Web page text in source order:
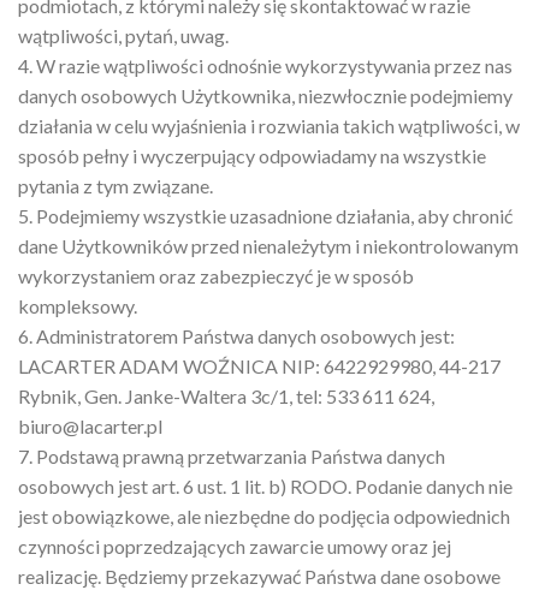
podmiotach, z którymi należy się skontaktować w razie
wątpliwości, pytań, uwag.
4. W razie wątpliwości odnośnie wykorzystywania przez nas
danych osobowych Użytkownika, niezwłocznie podejmiemy
działania w celu wyjaśnienia i rozwiania takich wątpliwości, w
sposób pełny i wyczerpujący odpowiadamy na wszystkie
pytania z tym związane.
5. Podejmiemy wszystkie uzasadnione działania, aby chronić
dane Użytkowników przed nienależytym i niekontrolowanym
wykorzystaniem oraz zabezpieczyć je w sposób
kompleksowy.
6. Administratorem Państwa danych osobowych jest:
LACARTER ADAM WOŹNICA NIP: 6422929980, 44-217
Rybnik, Gen. Janke-Waltera 3c/1, tel: 533 611 624,
biuro@lacarter.pl
7. Podstawą prawną przetwarzania Państwa danych
osobowych jest art. 6 ust. 1 lit. b) RODO. Podanie danych nie
jest obowiązkowe, ale niezbędne do podjęcia odpowiednich
czynności poprzedzających zawarcie umowy oraz jej
realizację. Będziemy przekazywać Państwa dane osobowe